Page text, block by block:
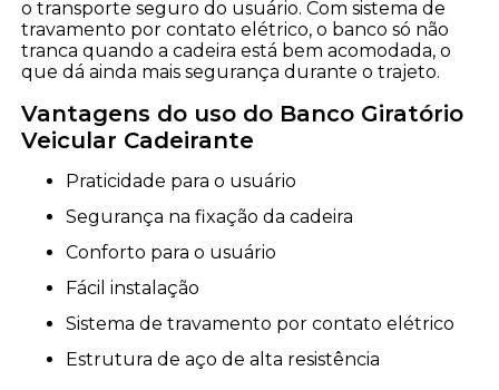
o transporte seguro do usuário. Com sistema de
travamento por contato elétrico, o banco só não
tranca quando a cadeira está bem acomodada, o
que dá ainda mais segurança durante o trajeto.
Vantagens do uso do Banco Giratório
Veicular Cadeirante
Praticidade para o usuário
Segurança na fixação da cadeira
Conforto para o usuário
Fácil instalação
Sistema de travamento por contato elétrico
Estrutura de aço de alta resistência